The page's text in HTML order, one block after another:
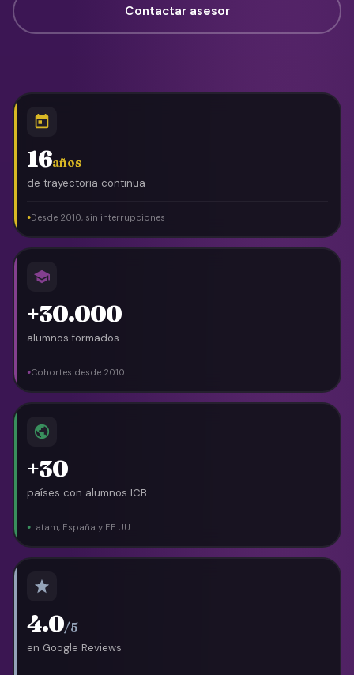
Contactar asesor
16años
de trayectoria continua
●Desde 2010, sin interrupciones
+30.000
alumnos formados
●Cohortes desde 2010
+30
países con alumnos ICB
●Latam, España y EE.UU.
4.0/5
en Google Reviews